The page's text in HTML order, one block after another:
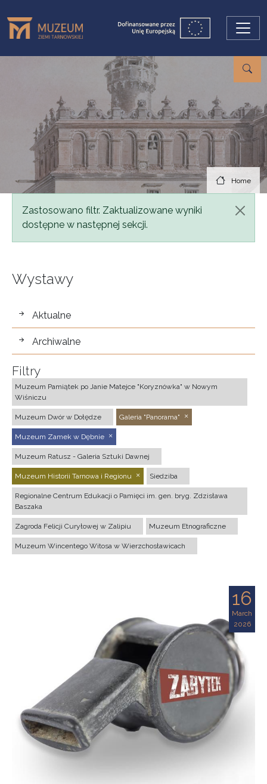
Home
Status message
Zastosowano filtr. Zaktualizowane wyniki
dostępne w następnej sekcji.
Wystawy
wystawy
Aktualne
Archiwalne
Filtry
Muzeum Pamiątek po Janie Matejce "Koryznówka" w Nowym
Wiśniczu
Muzeum Dwór w Dołędze Galeria "Panorama"
Muzeum Zamek w Dębnie
Muzeum Ratusz - Galeria Sztuki Dawnej
Muzeum Historii Tarnowa i Regionu Siedziba
Regionalne Centrum Edukacji o Pamięci im. gen. bryg. Zdzisława
Baszaka
Zagroda Felicji Curyłowej w Zalipiu Muzeum Etnograficzne
Muzeum Wincentego Witosa w Wierzchosławicach
16
March
2026